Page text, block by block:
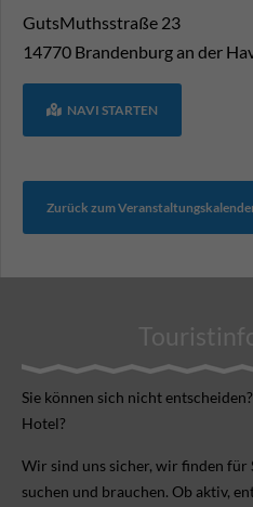
GutsMuthsstraße 23
14770 Brandenburg an der
NAVI STARTEN
Zurück zum
Sie können sich nicht
Hotel?
Wir sind uns sicher, wir finden für
suchen und brauchen. Ob aktiv,